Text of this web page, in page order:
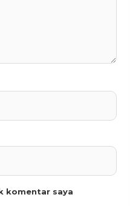
komentar saya